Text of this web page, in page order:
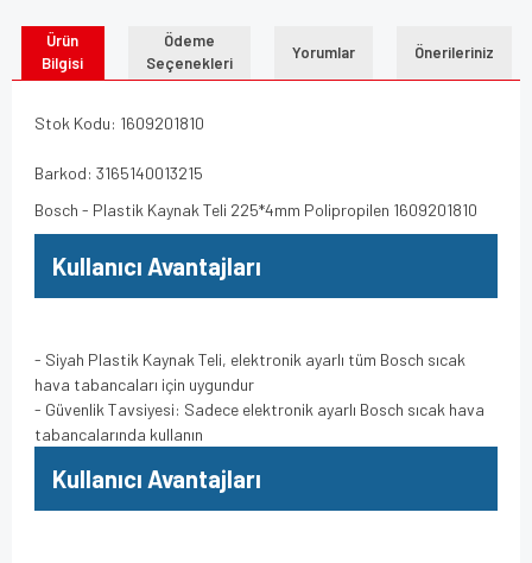
Ürün
Bilgisi
Ödeme
Seçenekleri
Yorumlar Önerileriniz
Stok Kodu: 1609201810
Barkod: 3165140013215
Bosch - Plastik Kaynak Teli 225*4mm Polipropilen 1609201810
Kullanıcı Avantajları
- Siyah Plastik Kaynak Teli, elektronik ayarlı tüm Bosch sıcak
hava tabancaları için uygundur
- Güvenlik Tavsiyesi: Sadece elektronik ayarlı Bosch sıcak hava
tabancalarında kullanın
Kullanıcı Avantajları